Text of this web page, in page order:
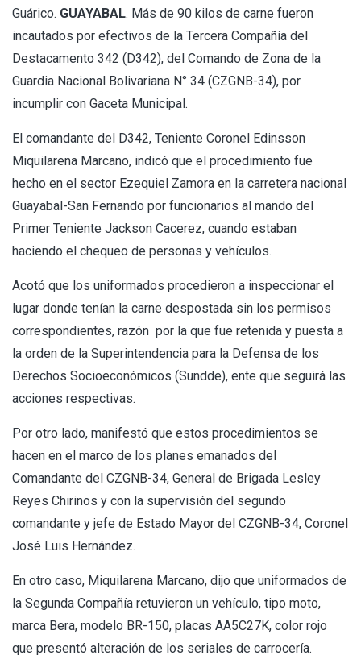
Guárico. GUAYABAL. Más de 90 kilos de carne fueron
incautados por efectivos de la Tercera Compañía del
Destacamento 342 (D342), del Comando de Zona de la
Guardia Nacional Bolivariana N° 34 (CZGNB-34), por
incumplir con Gaceta Municipal.
El comandante del D342, Teniente Coronel Edinsson
Miquilarena Marcano, indicó que el procedimiento fue
hecho en el sector Ezequiel Zamora en la carretera nacional
Guayabal-San Fernando por funcionarios al mando del
Primer Teniente Jackson Cacerez, cuando estaban
haciendo el chequeo de personas y vehículos.
Acotó que los uniformados procedieron a inspeccionar el
lugar donde tenían la carne despostada sin los permisos
correspondientes, razón por la que fue retenida y puesta a
la orden de la Superintendencia para la Defensa de los
Derechos Socioeconómicos (Sundde), ente que seguirá las
acciones respectivas.
Por otro lado, manifestó que estos procedimientos se
hacen en el marco de los planes emanados del
Comandante del CZGNB-34, General de Brigada Lesley
Reyes Chirinos y con la supervisión del segundo
comandante y jefe de Estado Mayor del CZGNB-34, Coronel
José Luis Hernández.
En otro caso, Miquilarena Marcano, dijo que uniformados de
la Segunda Compañía retuvieron un vehículo, tipo moto,
marca Bera, modelo BR-150, placas AA5C27K, color rojo
que presentó alteración de los seriales de carrocería.